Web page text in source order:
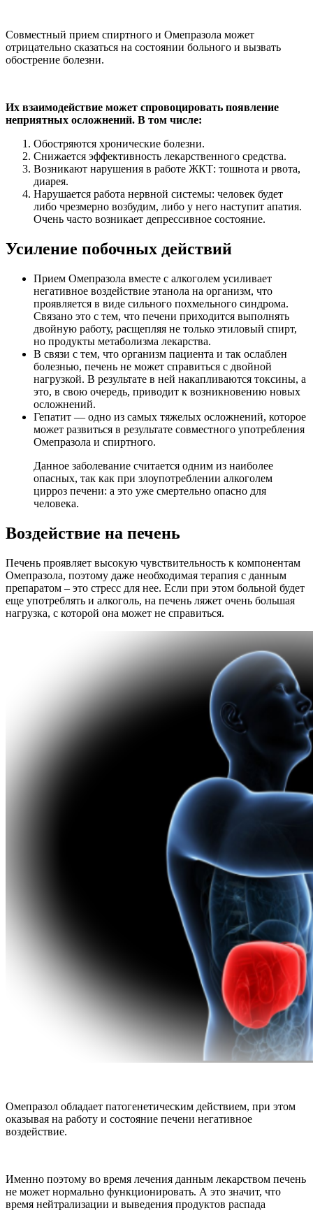
Совместный прием спиртного и Омепразола может
отрицательно сказаться на состоянии больного и вызвать
обострение болезни.
Их взаимодействие может спровоцировать появление
неприятных осложнений. В том числе:
Обостряются хронические болезни.
Снижается эффективность лекарственного средства.
Возникают нарушения в работе ЖКТ: тошнота и рвота,
диарея.
Нарушается работа нервной системы: человек будет
либо чрезмерно возбудим, либо у него наступит апатия.
Очень часто возникает депрессивное состояние.
Усиление побочных действий
Прием Омепразола вместе с алкоголем усиливает
негативное воздействие этанола на организм, что
проявляется в виде сильного похмельного синдрома.
Связано это с тем, что печени приходится выполнять
двойную работу, расщепляя не только этиловый спирт,
но продукты метаболизма лекарства.
В связи с тем, что организм пациента и так ослаблен
болезнью, печень не может справиться с двойной
нагрузкой. В результате в ней накапливаются токсины, а
это, в свою очередь, приводит к возникновению новых
осложнений.
Гепатит — одно из самых тяжелых осложнений, которое
может развиться в результате совместного употребления
Омепразола и спиртного.
Данное заболевание считается одним из наиболее
опасных, так как при злоупотреблении алкоголем
цирроз печени: а это уже смертельно опасно для
человека.
Воздействие на печень
Печень проявляет высокую чувствительность к компонентам
Омепразола, поэтому даже необходимая терапия с данным
препаратом – это стресс для нее. Если при этом больной будет
еще употреблять и алкоголь, на печень ляжет очень большая
нагрузка, с которой она может не справиться.
Омепразол обладает патогенетическим действием, при этом
оказывая на работу и состояние печени негативное
воздействие.
Именно поэтому во время лечения данным лекарством печень
не может нормально функционировать. А это значит, что
время нейтрализации и выведения продуктов распада